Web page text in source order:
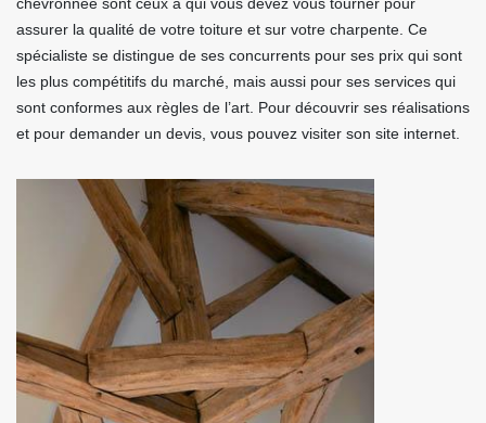
assurer la qualité de votre toiture et sur votre charpente. Ce
spécialiste se distingue de ses concurrents pour ses prix qui sont
les plus compétitifs du marché, mais aussi pour ses services qui
sont conformes aux règles de l’art. Pour découvrir ses réalisations
et pour demander un devis, vous pouvez visiter son site internet.